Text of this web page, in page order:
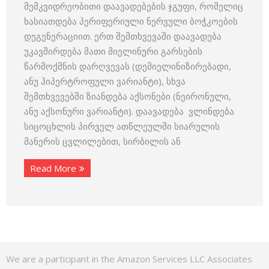
მემკვიდრეობითი დაავადებების ჯგუფი, რომელიც
ხასიათდება პერიფერიული ნერვული ბოჭკოების
დეგენერაციით. ერთ შემთხვევაში დაავადება
უკავშირდება მათი მიელინური გარსების
წარმოქმნის დარღვევას (დემიელინიზირებადი,
ანუ ჰიპერტროფული ვარიანტი), სხვა
შემთხვევებში ზიანდება აქსონები (ნეირონული,
ანუ აქსონური ვარიანტი). დაავადება ვლინდება
სიცოცხლის პირველ ათწლეულში სიარულის
მანერის ცვლილებით, სირბილის ან
Read More
We are a participant in the Amazon Services LLC Associates